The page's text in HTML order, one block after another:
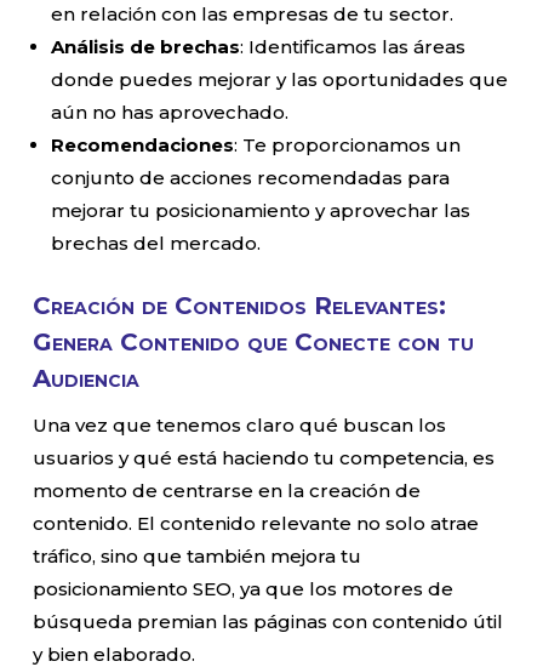
en relación con las empresas de tu sector.
Análisis de brechas: Identificamos las áreas
donde puedes mejorar y las oportunidades que
aún no has aprovechado.
Recomendaciones: Te proporcionamos un
conjunto de acciones recomendadas para
mejorar tu posicionamiento y aprovechar las
brechas del mercado.
Creación de Contenidos Relevantes:
Genera Contenido que Conecte con tu
Audiencia
Una vez que tenemos claro qué buscan los
usuarios y qué está haciendo tu competencia, es
momento de centrarse en la creación de
contenido. El contenido relevante no solo atrae
tráfico, sino que también mejora tu
posicionamiento SEO, ya que los motores de
búsqueda premian las páginas con contenido útil
y bien elaborado.